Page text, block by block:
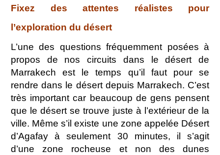
Fixez des attentes réalistes pour
l’exploration du désert
L’une des questions fréquemment posées à
propos de nos circuits dans le désert de
Marrakech est le temps qu’il faut pour se
rendre dans le désert depuis Marrakech. C’est
très important car beaucoup de gens pensent
que le désert se trouve juste à l’extérieur de la
ville. Même s’il existe une zone appelée Désert
d’Agafay à seulement 30 minutes, il s’agit
d’une zone rocheuse et non des dunes